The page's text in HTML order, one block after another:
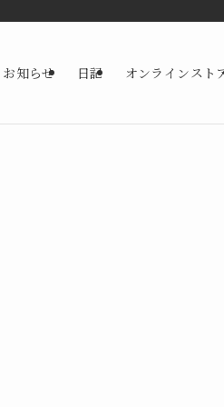
お知らせ 日記 オンラインスト